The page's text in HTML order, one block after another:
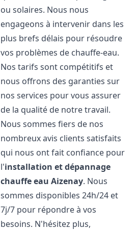
ou solaires. Nous nous
engageons à intervenir dans les
plus brefs délais pour résoudre
vos problèmes de chauffe-eau.
Nos tarifs sont compétitifs et
nous offrons des garanties sur
nos services pour vous assurer
de la qualité de notre travail.
Nous sommes fiers de nos
nombreux avis clients satisfaits
qui nous ont fait confiance pour
l'installation et dépannage
chauffe eau Aizenay. Nous
sommes disponibles 24h/24 et
7j/7 pour répondre à vos
besoins. N'hésitez plus,